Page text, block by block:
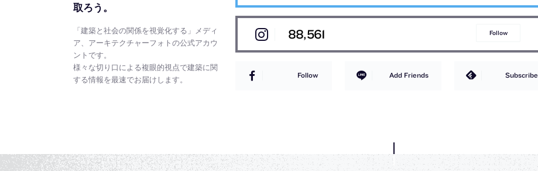
取ろう。
「建築と社会の関係を視覚化する」メディ
ア、アーキテクチャーフォトの公式アカウ
ントです。
様々な切り口による複眼的視点で建築に関
する情報を最速でお届けします。
88,561 Follow
Follow Add Friends Subscribe